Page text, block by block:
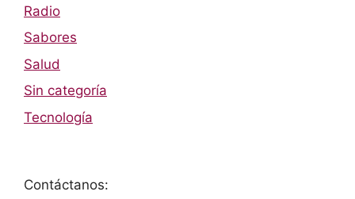
Radio
Sabores
Salud
Sin categoría
Tecnología
Contáctanos: